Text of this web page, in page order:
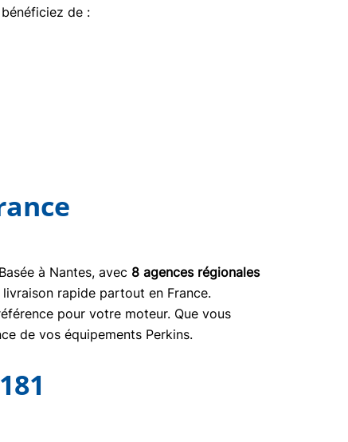
de :
à Nantes, avec 8 agences régionales
rapide partout en France.
pour votre moteur. Que vous
de vos équipements Perkins.